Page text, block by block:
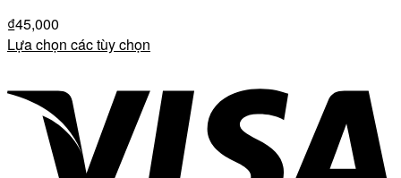
₫45,000
Lựa chọn các tùy chọn